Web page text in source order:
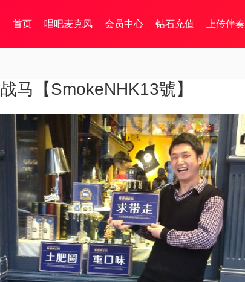
首页 唱吧麦克风 会员中心 钻石充值 上传伴奏
战马【SmokeNHK13號】